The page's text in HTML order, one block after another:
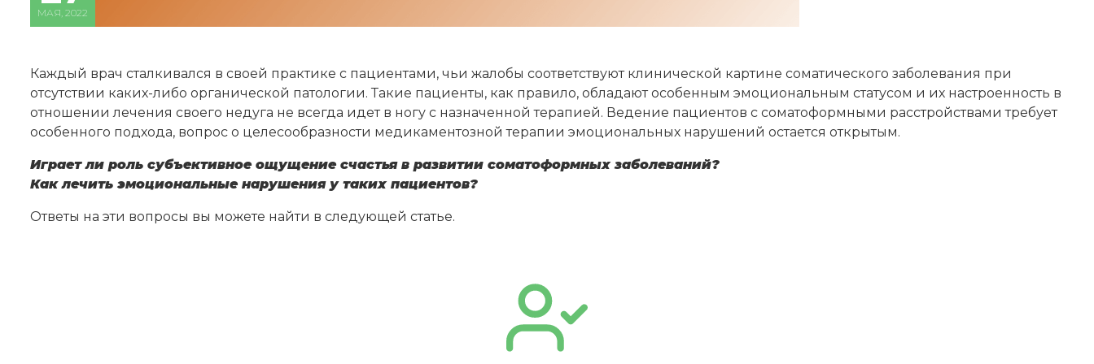
МАЯ, 2022
Каждый врач сталкивался в своей практике с пациентами, чьи жалобы соответствуют клинической картине соматического заболевания при
отсутствии каких-либо органической патологии. Такие пациенты, как правило, обладают особенным эмоциональным статусом и их настроенность в
отношении лечения своего недуга не всегда идет в ногу с назначенной терапией. Ведение пациентов с соматоформными расстройствами требует
особенного подхода, вопрос о целесообразности медикаментозной терапии эмоциональных нарушений остается открытым.
Играет ли роль субъективное ощущение счастья в развитии соматоформных заболеваний?
Как лечить эмоциональные нарушения у таких пациентов?
Ответы на эти вопросы вы можете найти в следующей статье.